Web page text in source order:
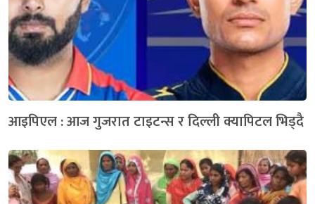
आइपिएल : आज गुजरात टाइटन्स र दिल्ली क्यापिटल भिड्दै